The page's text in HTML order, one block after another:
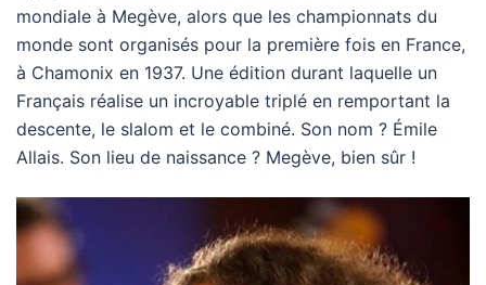
mondiale à Megève, alors que les championnats du
monde sont organisés pour la première fois en France,
à Chamonix en 1937. Une édition durant laquelle un
Français réalise un incroyable triplé en remportant la
descente, le slalom et le combiné. Son nom ? Émile
Allais. Son lieu de naissance ? Megève, bien sûr !